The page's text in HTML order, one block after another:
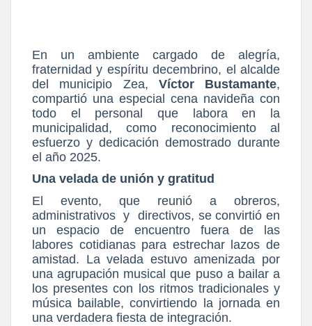
En un ambiente cargado de alegría,
fraternidad y espíritu decembrino, el alcalde
del municipio Zea, Víctor Bustamante,
compartió una especial cena navideña con
todo el personal que labora en la
municipalidad, como reconocimiento al
esfuerzo y dedicación demostrado durante
el año 2025.
Una velada de unión y gratitud
El evento, que reunió a obreros,
administrativos y directivos, se convirtió en
un espacio de encuentro fuera de las
labores cotidianas para estrechar lazos de
amistad. La velada estuvo amenizada por
una agrupación musical que puso a bailar a
los presentes con los ritmos tradicionales y
música bailable, convirtiendo la jornada en
una verdadera fiesta de integración.